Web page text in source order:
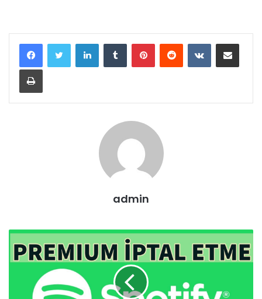
LinkedInTumblr PinterestReddit VKontakteE-Posta ile paylaş
Yazdır
admin